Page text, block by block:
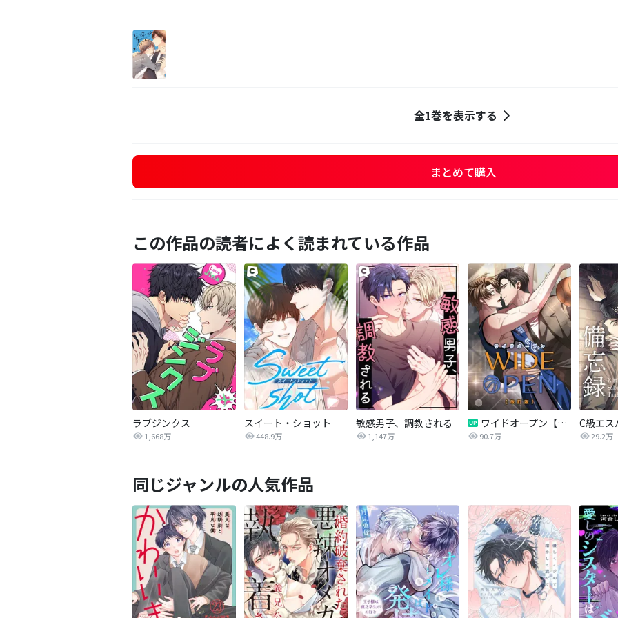
全1巻を表示する
まとめて購入
この作品の読者によく読まれている作品
ラブジンクス
1,668万
スイート・ショット
448.9万
敏感男子、調教される
1,147万
ワイドオープン【改訂版】
90.7万
C級エス
29.2万
同じジャンルの人気作品